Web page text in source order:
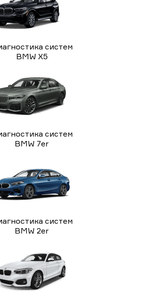
систем
BMW X5
систем
BMW 7er
систем
BMW 2er